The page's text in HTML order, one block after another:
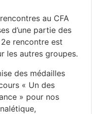
au CFA
d’une partie des
e rencontre est
les autres groupes.
des médailles
« Un des
» pour nos